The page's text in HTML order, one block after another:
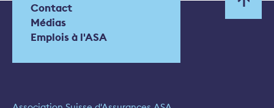
Contact
Médias
Emplois à l'ASA